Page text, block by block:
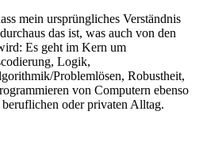
mein ursprüngliches Verständnis
das ist, was auch von den
Es geht im Kern um
Logik,
Problemlösen, Robustheit,
von Computern ebenso
oder privaten Alltag.